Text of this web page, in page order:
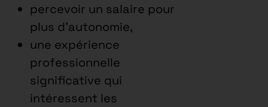
percevoir un salaire pour
plus d’autonomie,
une expérience
professionnelle
significative qui
intéressent les